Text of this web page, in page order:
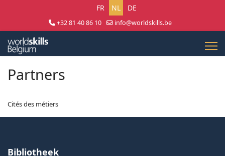
Selecteer uw taal
FR NL DE
+32 81 40 86 10
info@worldskills.be
Partners
Cités des métiers
Bibliotheek